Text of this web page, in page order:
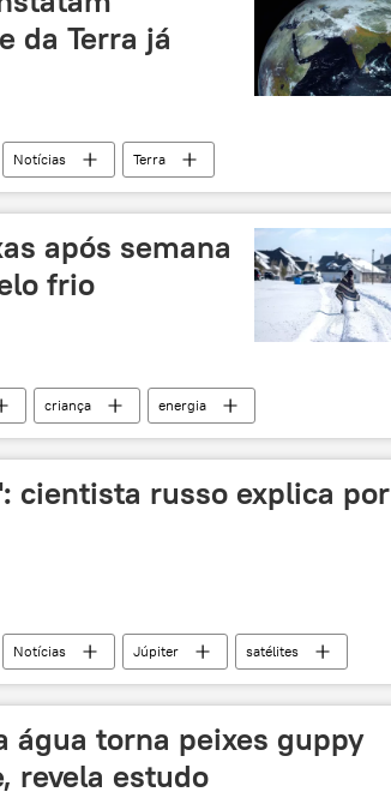
da Terra já
Notícias
Terra
após semana
frio
criança
energia
cientista russo explica por
Notícias Júpiter
satélites
água torna peixes guppy
revela estudo